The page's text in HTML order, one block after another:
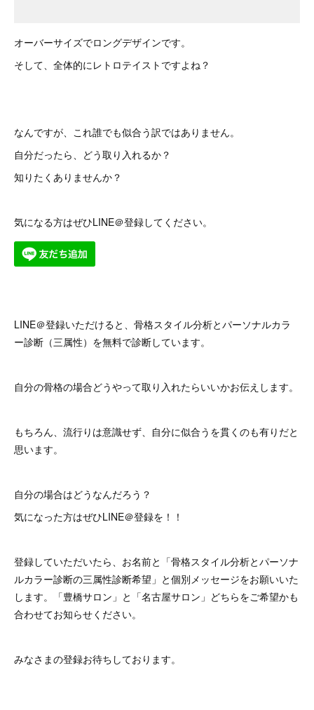
オーバーサイズでロングデザインです。
そして、全体的にレトロテイストですよね？
なんですが、これ誰でも似合う訳ではありません。
自分だったら、どう取り入れるか？
知りたくありませんか？
気になる方はぜひLINE＠登録してください。
LINE＠登録いただけると、骨格スタイル分析とパーソナルカラ
ー診断（三属性）を無料で診断しています。
自分の骨格の場合どうやって取り入れたらいいかお伝えします。
もちろん、流行りは意識せず、自分に似合うを貫くのも有りだと
思います。
自分の場合はどうなんだろう？
気になった方はぜひLINE＠登録を！！
登録していただいたら、お名前と「骨格スタイル分析とパーソナ
ルカラー診断の三属性診断希望」と個別メッセージをお願いいた
します。「豊橋サロン」と「名古屋サロン」どちらをご希望かも
合わせてお知らせください。
みなさまの登録お待ちしております。